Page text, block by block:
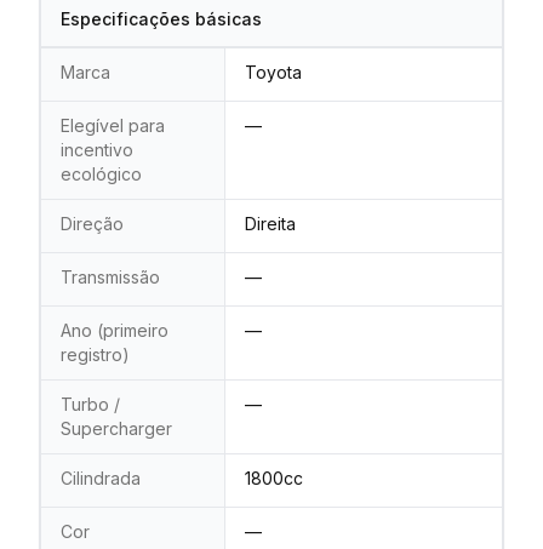
Especificações básicas
Marca Toyota
Elegível para
incentivo
ecológico
—
Direção Direita
Transmissão —
Ano (primeiro
registro)
—
Turbo /
Supercharger
—
Cilindrada 1800cc
Cor —